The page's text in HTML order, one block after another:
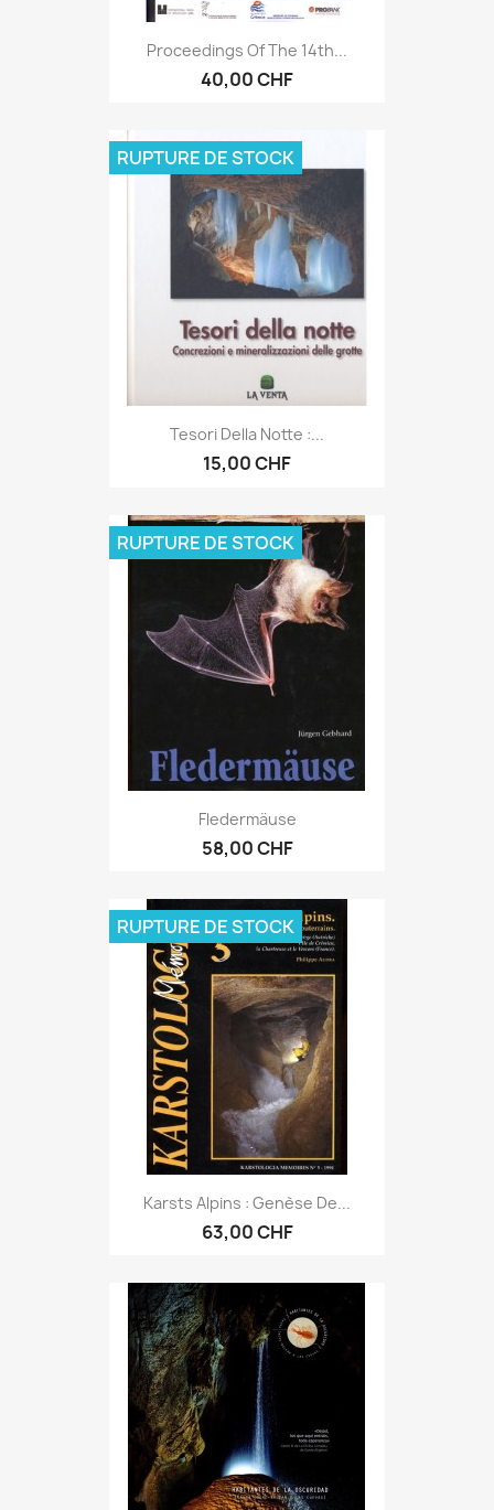
Proceedings Of The 14th...
40,00 CHF
Tesori Della Notte :...
15,00 CHF
RUPTURE DE STOCK
Fledermäuse
58,00 CHF
RUPTURE DE STOCK
Karsts Alpins : Genèse De...
63,00 CHF
RUPTURE DE STOCK